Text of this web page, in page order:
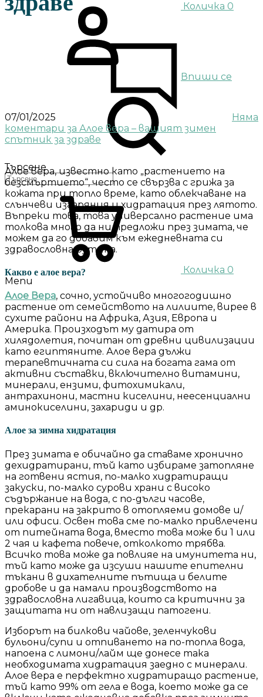
Впиши се
Търсене
Количка 0
Menu
Количка 0
07/01/2025
Няма
коментари за Алое вера – вашият зимен
спътник за здраве
Алое вера, известно като „растението на
безсмъртието“, често се свързва с грижа за
кожата при топло време, като облекчаване на
слънчеви изгаряния и хидратация през лятото.
Въпреки това, това универсално растение има
толкова много да ни предложи през зимата, че
можем да го добавим към ежедневната си
здравословна рутина.
Какво е алое вера?
Алое Вера, сочно, устойчиво многогодишно
растение от семейството на лилиите, вирее в
сухите райони на Африка, Азия, Европа и
Америка. Произходът му датира от
хилядолетия, почитан от древни цивилизации
като египтяните. Алое вера дължи
терапевтичната си сила на богата гама от
активни съставки, включително витамини,
минерали, ензими, фитохимикали,
антрахинони, мастни киселини, неесенциални
аминокиселини, захариди и др.
Алое за зимна хидратация
През зимата е обичайно да ставаме хронично
дехидратирани, тъй като избираме затопляне
на готвени ястия, по-малко хидратиращи
закуски, по-малко сурови храни с високо
съдържание на вода, с по-дълги часове,
прекарани на закрито в отопляеми домове и/
или офиси. Освен това сме по-малко привлечени
от питейната вода, вместо това може би 1 или
2 чая и кафета повече, отколкото трябва.
Всичко това може да повлияе на имунитета ни,
тъй като може да изсуши нашите епителни
тъкани в дихателните пътища и белите
дробове и да намали производството на
здравословна лигавица, които са критични за
защитата ни от навлизащи патогени.
Изборът на билкови чайове, зеленчукови
бульони/супи и отпиването на по-топла вода,
напоена с лимони/лайм ще донесе така
необходимата хидратация заедно с минерали.
Алое вера е перфектно хидратиращо растение,
тъй като 99% от гела е вода, което може да се